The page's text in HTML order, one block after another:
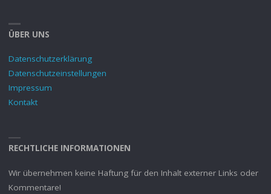
ÜBER UNS
Datenschutzerklärung
Datenschutzeinstellungen
Impressum
Kontakt
RECHTLICHE INFORMATIONEN
Wir übernehmen keine Haftung für den Inhalt externer Links oder
Kommentare!